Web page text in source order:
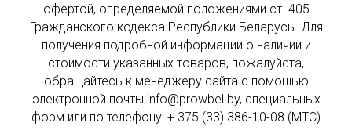
офертой, определяемой положениями ст. 405
Гражданского кодекса Республики Беларусь. Для
получения подробной информации о наличии и
стоимости указанных товаров, пожалуйста,
обращайтесь к менеджеру сайта с помощью
электронной почты info@prowbel.by, специальных
форм или по телефону: + 375 (33) 386-10-08 (МТС)